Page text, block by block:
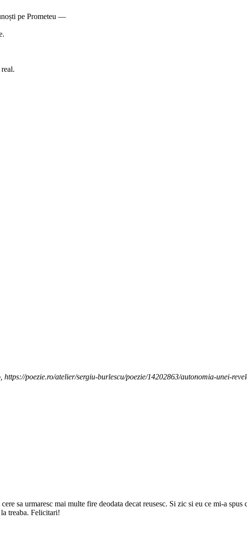
pe Prometeu —
poezie.ro/atelier/sergiu-burlescu/poezie/14202863/autonomia-unei-
sa urmaresc mai multe fire deodata decat reusesc. Si zic si eu ce mi-a
treaba. Felicitari!